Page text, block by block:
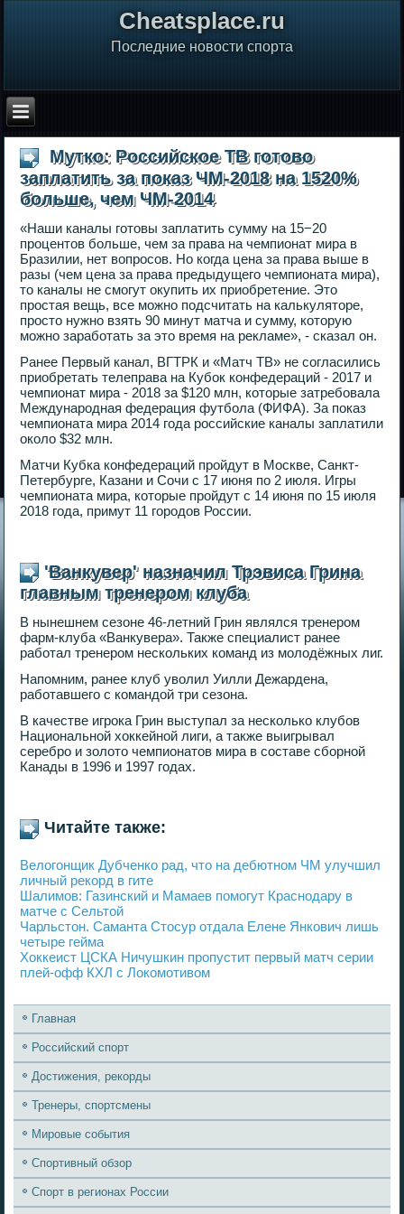
Сheatsplace.ru
Последние новости спорта
Мутко: Российское ТВ готово
заплатить за показ ЧМ-2018 на 1520%
больше, чем ЧМ-2014
«Наши каналы готовы заплатить сумму на 15−20
процентов больше, чем за права на чемпионат мира в
Бразилии, нет вопросов. Но когда цена за права выше в
разы (чем цена за права предыдущего чемпионата мира),
то каналы не смогут окупить их приобретение. Это
простая вещь, все можно подсчитать на калькуляторе,
просто нужно взять 90 минут матча и сумму, которую
можно заработать за это время на рекламе», - сказал он.
Ранее Первый канал, ВГТРК и «Матч ТВ» не согласились
приобретать телеправа на Кубок конфедераций - 2017 и
чемпионат мира - 2018 за $120 млн, которые затребовала
Международная федерация футбола (ФИФА). За показ
чемпионата мира 2014 года российские каналы заплатили
около $32 млн.
Матчи Кубка конфедераций пройдут в Москве, Санкт-
Петербурге, Казани и Сочи с 17 июня по 2 июля. Игры
чемпионата мира, которые пройдут с 14 июня по 15 июля
2018 года, примут 11 городов России.
'Ванкувер' назначил Трэвиса Грина
главным тренером клуба
В нынешнем сезоне 46-летний Грин являлся тренером
фарм-клуба «Ванкувера». Также специалист ранее
работал тренером нескольких команд из молодёжных лиг.
Напомним, ранее клуб уволил Уилли Дежардена,
работавшего с командой три сезона.
В качестве игрока Грин выступал за несколько клубов
Национальной хоккейной лиги, а также выигрывал
серебро и золото чемпионатов мира в составе сборной
Канады в 1996 и 1997 годах.
Читайте также:
Велогонщик Дубченко рад, что на дебютном ЧМ улучшил
личный рекорд в гите
Шалимов: Газинский и Мамаев помогут Краснодару в
матче с Сельтой
Чарльстон. Саманта Стосур отдала Елене Янкович лишь
четыре гейма
Хоккеист ЦСКА Ничушкин пропустит первый матч серии
плей-офф КХЛ с Локомотивом
Главная
Российский спорт
Достижения, рекорды
Тренеры, спортсмены
Мировые события
Спортивный обзор
Спорт в регионах России